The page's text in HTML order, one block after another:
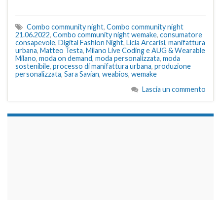
Combo community night, Combo community night
21.06.2022, Combo community night wemake, consumatore
consapevole, Digital Fashion Night, Licia Arcarisi, manifattura
urbana, Matteo Testa, Milano Live Coding e AUG & Wearable
Milano, moda on demand, moda personalizzata, moda
sostenibile, processo di manifattura urbana, produzione
personalizzata, Sara Savian, weabios, wemake
Lascia un commento